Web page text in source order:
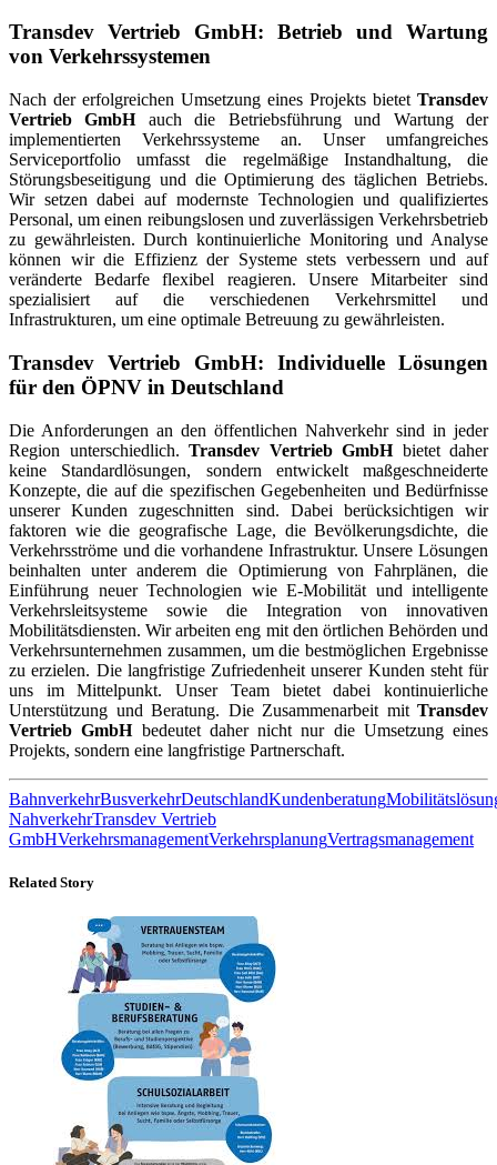
Transdev Vertrieb GmbH: Betrieb und Wartung
von Verkehrssystemen
Nach der erfolgreichen Umsetzung eines Projekts bietet Transdev
Vertrieb GmbHauch die Betriebsführung und Wartung der
implementierten Verkehrssysteme an. Unser umfangreiches
Serviceportfolio umfasst die regelmäßige Instandhaltung, die
Störungsbeseitigung und die Optimierung des täglichen Betriebs.
Wir setzen dabei auf modernste Technologien und qualifiziertes
Personal, um einen reibungslosen und zuverlässigen Verkehrsbetrieb
zu gewährleisten. Durch kontinuierliche Monitoring und Analyse
können wir die Effizienz der Systeme stets verbessern und auf
veränderte Bedarfe flexibel reagieren. Unsere Mitarbeiter sind
spezialisiert auf die verschiedenen Verkehrsmittel und
Infrastrukturen, um eine optimale Betreuung zu gewährleisten.
Transdev Vertrieb GmbH: Individuelle Lösungen
für den ÖPNV in Deutschland
Die Anforderungen an den öffentlichen Nahverkehr sind in jeder
Region unterschiedlich. Transdev Vertrieb GmbHbietet daher
keine Standardlösungen, sondern entwickelt maßgeschneiderte
Konzepte, die auf die spezifischen Gegebenheiten und Bedürfnisse
unserer Kunden zugeschnitten sind. Dabei berücksichtigen wir
faktoren wie die geografische Lage, die Bevölkerungsdichte, die
Verkehrsströme und die vorhandene Infrastruktur. Unsere Lösungen
beinhalten unter anderem die Optimierung von Fahrplänen, die
Einführung neuer Technologien wie E-Mobilität und intelligente
Verkehrsleitsysteme sowie die Integration von innovativen
Mobilitätsdiensten. Wir arbeiten eng mit den örtlichen Behörden und
Verkehrsunternehmen zusammen, um die bestmöglichen Ergebnisse
zu erzielen. Die langfristige Zufriedenheit unserer Kunden steht für
uns im Mittelpunkt. Unser Team bietet dabei kontinuierliche
Unterstützung und Beratung. Die Zusammenarbeit mit Transdev
Vertrieb GmbHbedeutet daher nicht nur die Umsetzung eines
Projekts, sondern eine langfristige Partnerschaft.
BahnverkehrBusverkehrDeutschlandKundenberatung
NahverkehrTransdev Vertrieb
GmbHVerkehrsmanagementVerkehrsplanungVertragsmanagement
Related Story